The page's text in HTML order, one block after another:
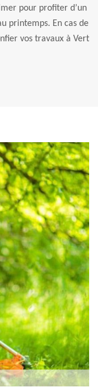
pour profiter d’un
printemps. En cas de
vos travaux à Vert